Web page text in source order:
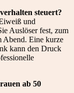
steuert?
und
Auslöser fest, zum
Abend. Eine kurze
kann den Druck
ab 50